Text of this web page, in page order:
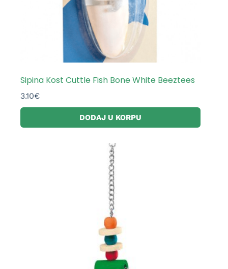
Sipina Kost Cuttle Fish Bone White Beeztees
3.10€
DODAJ U KORPU